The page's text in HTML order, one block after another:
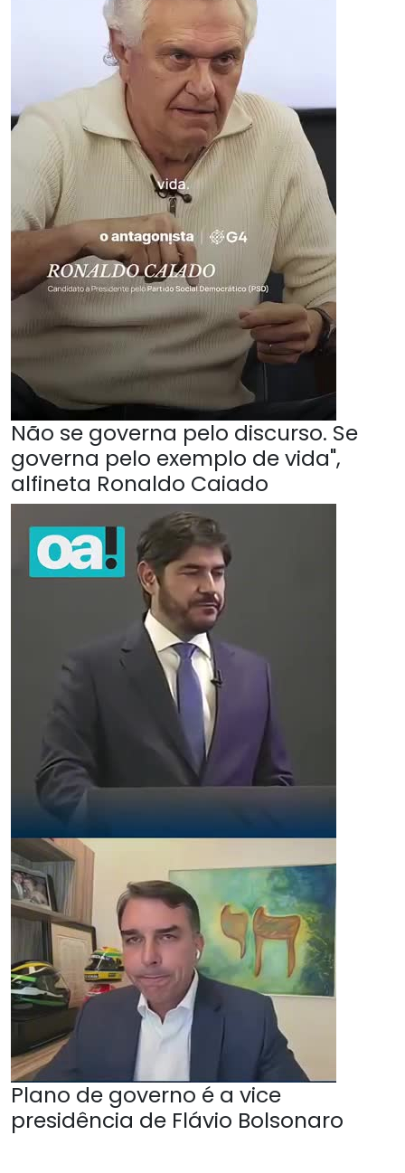
Não se governa pelo discurso. Se
governa pelo exemplo de vida",
alfineta Ronaldo Caiado
Plano de governo é a vice
presidência de Flávio Bolsonaro